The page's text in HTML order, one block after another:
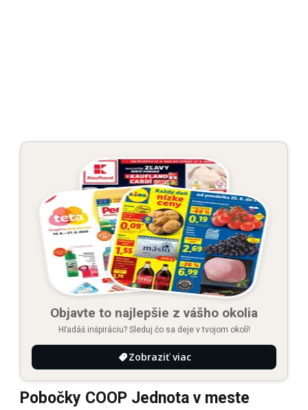
Objavte to najlepšie z vášho okolia
Hľadáš inšpiráciu? Sleduj čo sa deje v tvojom okolí!
Zobraziť viac
Pobočky COOP Jednota v meste